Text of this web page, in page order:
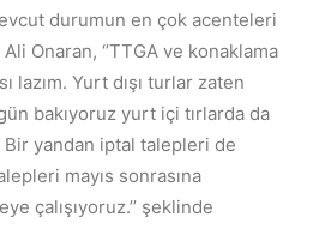
durumun en çok acenteleri
Onaran, ‘’TTGA ve konaklama
lazım. Yurt dışı turlar zaten
bakıyoruz yurt içi tırlarda da
yandan iptal talepleri de
mayıs sonrasına
çalışıyoruz.’’ şeklinde